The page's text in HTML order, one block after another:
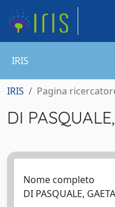
IRIS
IRIS Pagina
DI
Nome completo
DI PASQUALE,